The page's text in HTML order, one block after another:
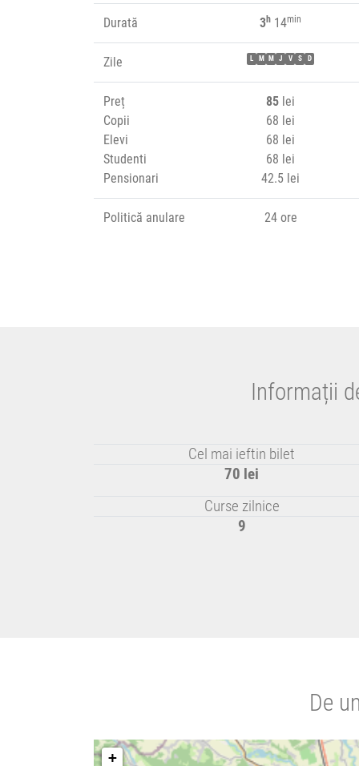
Durată 3h 14min
Zile M M J V S D
Preț
Copii
Elevi
Studenti
Pensionari
85 lei
68 lei
68 lei
68 lei
42.5 lei
Politică anulare 24 ore
Informații
Cel mai ieftin bilet
70 lei
Curse zilnice
9
De
+